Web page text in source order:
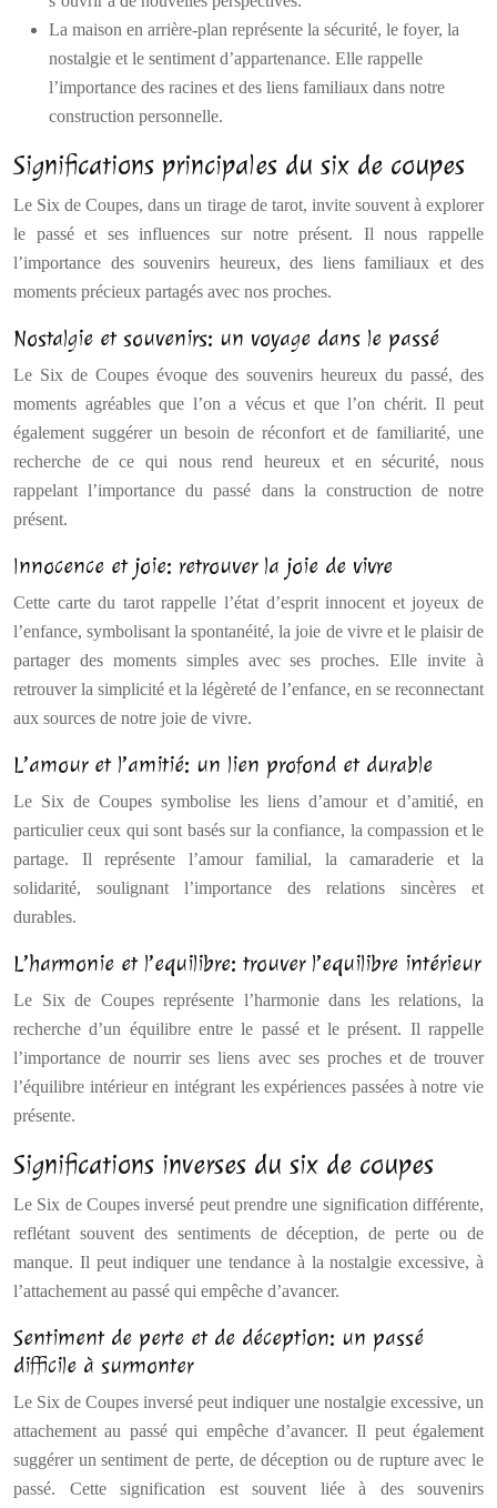
La maison en arrière-plan représente la sécurité, le foyer, la
nostalgie et le sentiment d’appartenance. Elle rappelle
l’importance des racines et des liens familiaux dans notre
construction personnelle.
Significations principales du six de coupes
Le Six de Coupes, dans un tirage de tarot, invite souvent à explorer
le passé et ses influences sur notre présent. Il nous rappelle
l’importance des souvenirs heureux, des liens familiaux et des
moments précieux partagés avec nos proches.
Nostalgie et souvenirs: un voyage dans le passé
Le Six de Coupes évoque des souvenirs heureux du passé, des
moments agréables que l’on a vécus et que l’on chérit. Il peut
également suggérer un besoin de réconfort et de familiarité, une
recherche de ce qui nous rend heureux et en sécurité, nous
rappelant l’importance du passé dans la construction de notre
présent.
Innocence et joie: retrouver la joie de vivre
Cette carte du tarot rappelle l’état d’esprit innocent et joyeux de
l’enfance, symbolisant la spontanéité, la joie de vivre et le plaisir de
partager des moments simples avec ses proches. Elle invite à
retrouver la simplicité et la légèreté de l’enfance, en se reconnectant
aux sources de notre joie de vivre.
L’amour et l’amitié: un lien profond et durable
Le Six de Coupes symbolise les liens d’amour et d’amitié, en
particulier ceux qui sont basés sur la confiance, la compassion et le
partage. Il représente l’amour familial, la camaraderie et la
solidarité, soulignant l’importance des relations sincères et
durables.
L’harmonie et l’equilibre: trouver l’equilibre intérieur
Le Six de Coupes représente l’harmonie dans les relations, la
recherche d’un équilibre entre le passé et le présent. Il rappelle
l’importance de nourrir ses liens avec ses proches et de trouver
l’équilibre intérieur en intégrant les expériences passées à notre vie
présente.
Significations inverses du six de coupes
Le Six de Coupes inversé peut prendre une signification différente,
reflétant souvent des sentiments de déception, de perte ou de
manque. Il peut indiquer une tendance à la nostalgie excessive, à
l’attachement au passé qui empêche d’avancer.
Sentiment de perte et de déception: un passé
difficile à surmonter
Le Six de Coupes inversé peut indiquer une nostalgie excessive, un
attachement au passé qui empêche d’avancer. Il peut également
suggérer un sentiment de perte, de déception ou de rupture avec le
passé. Cette signification est souvent liée à des souvenirs